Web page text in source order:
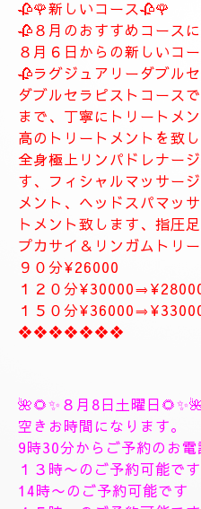
ナチュラルはお客様のお体と健
します。
お客様に寄り添ったおもてなし
癒しとリラグゼーショントリー
ナチュラルは完全プライベート
っくりトリートメント致します
大人の隠れ家、本格的リラグゼ
紳士的なお客様に来て頂きたい
当店はマナーのいいお客様に来
当店は安心、安全なお店になり
大人の隠れ家的サロン
❖❖❖❖❖❖❖
🥀🌹新しいコース🥀🌹
🥀８月のおすすめコースに
８月６日からの新しいコ
🥀ラグジュアリーダブル
ダブルセラピストコース
全身極上リンパドレナー
す、フィシャルマッサー
メント、ヘッドスパマッ
トメント致します、指圧
プカサイ＆リンガムトリー